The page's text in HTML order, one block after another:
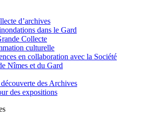
d’archives
dans le Gard
Collecte
culturelle
en collaboration avec la Société
Nîmes et du Gard
des Archives
des expositions